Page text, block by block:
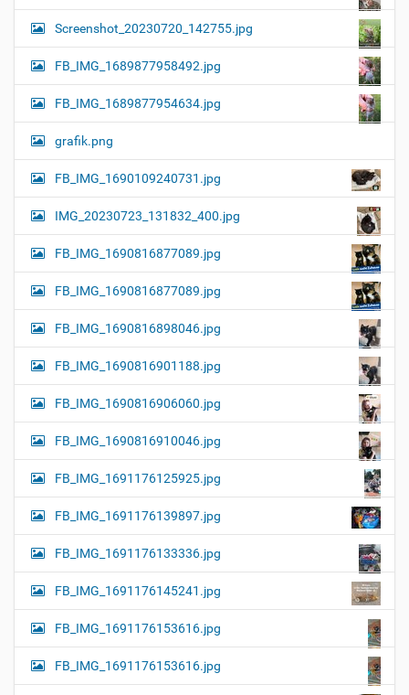
Screenshot_20230720_142755.jpg
FB_IMG_1689877958492.jpg
FB_IMG_1689877954634.jpg
grafik.png
FB_IMG_1690109240731.jpg
IMG_20230723_131832_400.jpg
FB_IMG_1690816877089.jpg
FB_IMG_1690816877089.jpg
FB_IMG_1690816898046.jpg
FB_IMG_1690816901188.jpg
FB_IMG_1690816906060.jpg
FB_IMG_1690816910046.jpg
FB_IMG_1691176125925.jpg
FB_IMG_1691176139897.jpg
FB_IMG_1691176133336.jpg
FB_IMG_1691176145241.jpg
FB_IMG_1691176153616.jpg
FB_IMG_1691176153616.jpg